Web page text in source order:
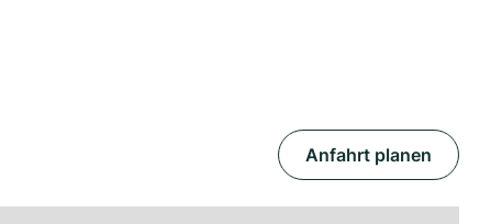
Anfahrt planen